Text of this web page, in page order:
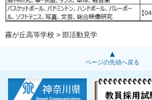
霧が丘高等学校 > 部活動見学
ページの先頭へ戻る